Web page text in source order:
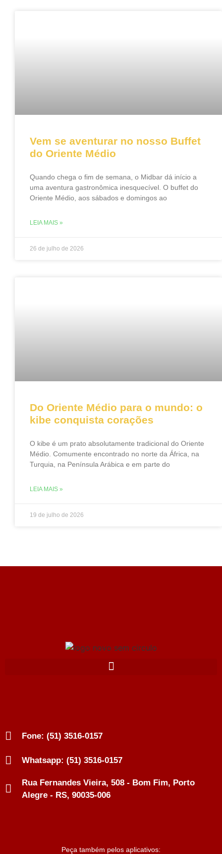
Vem se aventurar no nosso Buffet
do Oriente Médio
Quando chega o fim de semana, o Midbar dá início a
uma aventura gastronômica inesquecível. O buffet do
Oriente Médio, aos sábados e domingos ao
LEIA MAIS »
26 de julho de 2026
Do Oriente Médio para o mundo: o
kibe conquista corações
O kibe é um prato absolutamente tradicional do Oriente
Médio. Comumente encontrado no norte da África, na
Turquia, na Península Arábica e em parte do
LEIA MAIS »
19 de julho de 2026
Fone: (51) 3516-0157
Whatsapp: (51) 3516-0157
Rua Fernandes Vieira, 508 - Bom Fim, Porto
Alegre - RS, 90035-006
Peça também pelos aplicativos: